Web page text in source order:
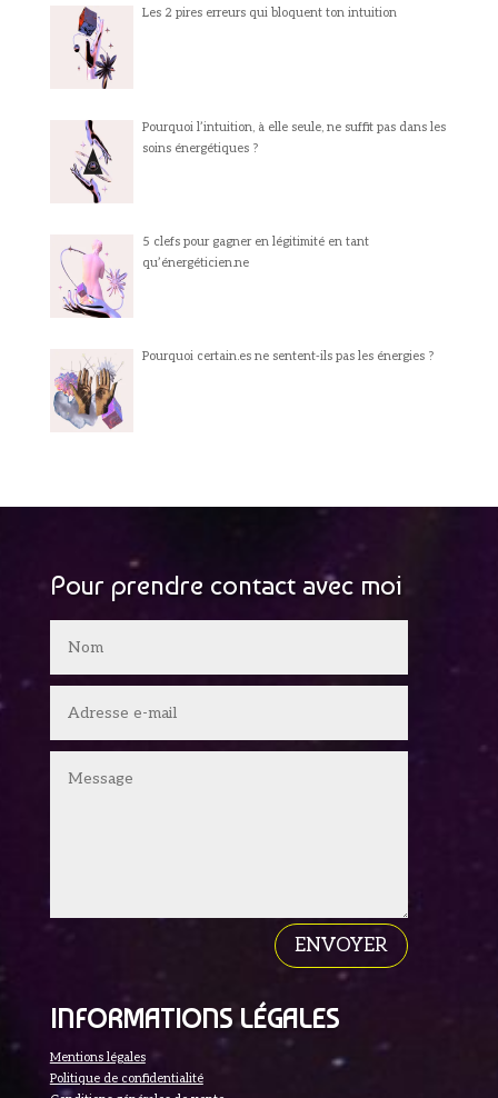
Les 2 pires erreurs qui bloquent ton intuition
Pourquoi l’intuition, à elle seule, ne suffit pas dans les
soins énergétiques ?
5 clefs pour gagner en légitimité en tant
qu’énergéticien.ne
Pourquoi certain.es ne sentent-ils pas les énergies ?
Pour prendre contact avec moi
ENVOYER
INFORMATIONS LÉGALES
Mentions légales
Politique de confidentialité